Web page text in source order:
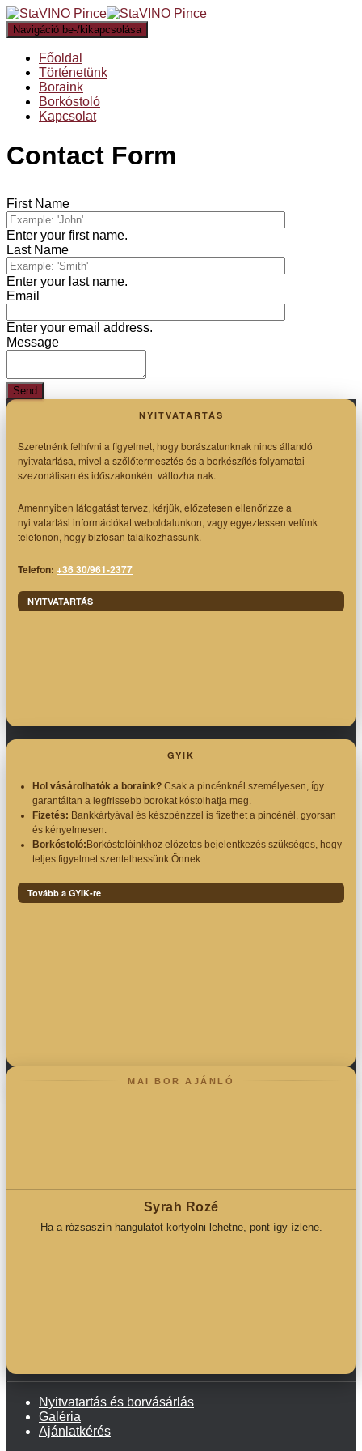
Navigáció be-/kikapcsolása
Főoldal
Történetünk
Boraink
Borkóstoló
Kapcsolat
Contact Form
First Name
Enter your first name.
Last Name
Enter your last name.
Email
Enter your email address.
Message
NYITVATARTÁS
Szeretnénk felhívni a figyelmet, hogy borászatunknak nincs állandó
nyitvatartása, mivel a szőlőtermesztés és a borkészítés folyamatai
szezonálisan és időszakonként változhatnak.
Amennyiben látogatást tervez, kérjük, előzetesen ellenőrizze a
nyitvatartási információkat weboldalunkon, vagy egyeztessen velünk
telefonon, hogy biztosan találkozhassunk.
Telefon: +36 30/961-2377
NYITVATARTÁS
GYIK
Hol vásárolhatók a boraink? Csak a pincénknél személyesen, így
garantáltan a legfrissebb borokat kóstolhatja meg.
Fizetés: Bankkártyával és készpénzzel is fizethet a pincénél, gyorsan
és kényelmesen.
Borkóstoló:Borkóstolóinkhoz előzetes bejelentkezés szükséges, hogy
teljes figyelmet szentelhessünk Önnek.
Tovább a GYIK-re
MAI BOR AJÁNLÓ
Syrah Rozé
Ha a rózsaszín hangulatot kortyolni lehetne, pont így ízlene.
Nyitvatartás és borvásárlás
Galéria
Ajánlatkérés